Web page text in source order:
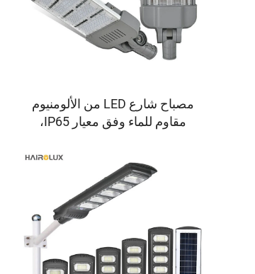
مصباح شارع LED من الألومنيوم
مقاوم للماء وفق معيار IP65،
واط، للاستخدام في المشاريع